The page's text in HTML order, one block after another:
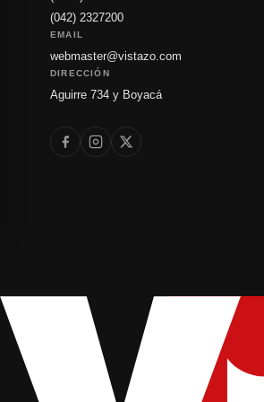
(042) 2327200
EMAIL
webmaster@vistazo.com
DIRECCIÓN
Aguirre 734 y Boyacá